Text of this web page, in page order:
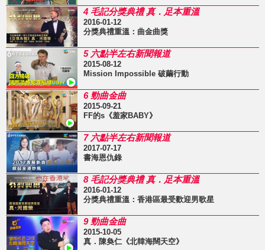
4 毛記分獎典禮 真．足本重溫
2016-01-12
分獎典禮重溫：曲金曲獎
5 六點半左右新聞報道
2015-08-12
Mission Impossible 破繭行動
6 勁曲金曲
2015-09-21
FF的s《羞家BABY》
7 六點半左右新聞報道
2017-07-17
書海恩仇錄
8 毛記分獎典禮 真．足本重溫
2016-01-12
分獎典禮重溫：香港區最受歡迎男歌星
9 勁曲金曲
2015-10-05
真．陳奐仁《北韓海闊天空》